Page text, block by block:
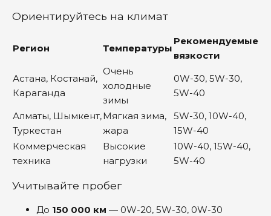
Ориентируйтесь на климат
Регион Температуры
Рекомендуемые
вязкости
Астана, Костанай,
Караганда
Очень
холодные
зимы
0W-30, 5W-30,
5W-40
Алматы, Шымкент,
Туркестан
Мягкая зима,
жара
5W-30, 10W-40,
15W-40
Коммерческая
техника
Высокие
нагрузки
10W-40, 15W-40,
5W-40
Учитывайте пробег
До 150 000 км — 0W-20, 5W-30, 0W-30